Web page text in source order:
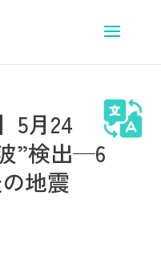
5月24
”検出─6
地震